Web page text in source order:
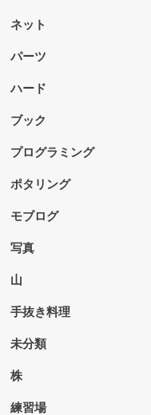
ネット
パーツ
ハード
ブック
プログラミング
ポタリング
モブログ
写真
山
手抜き料理
未分類
株
練習場